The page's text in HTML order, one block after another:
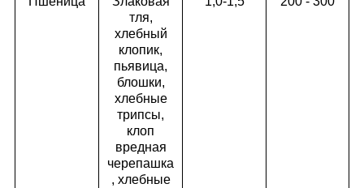
тля,
хлебный
клопик,
пьявица,
блошки,
хлебные
трипсы,
клоп
вредная
черепашка
, хлебные